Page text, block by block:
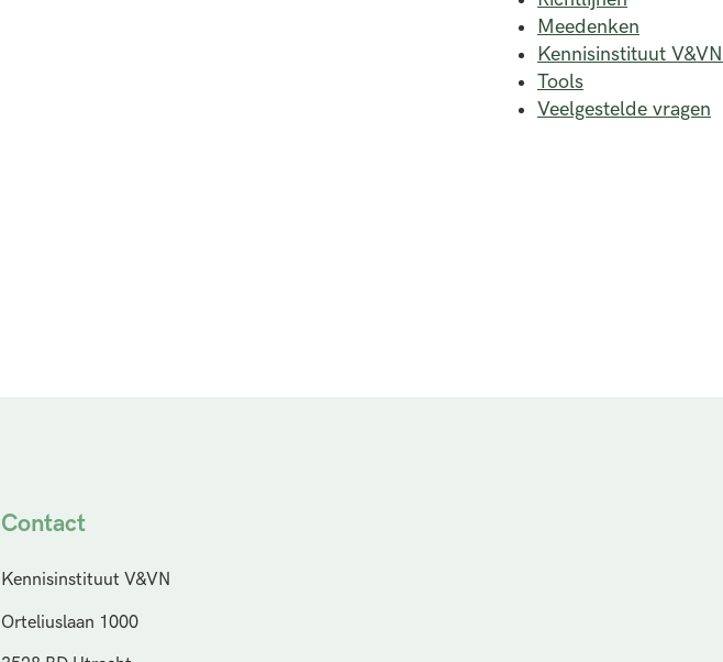
Meedenken
Kennisinstituut V&VN
Tools
Veelgestelde vragen
Contact
Kennisinstituut V&VN
Orteliuslaan 1000